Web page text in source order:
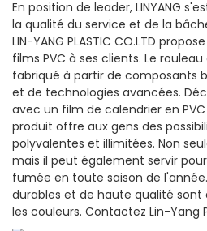
En position de leader, LINYANG
la qualité du service et de la
LIN-YANG PLASTIC CO.LTD
films PVC à ses clients. Le rouleau
fabriqué à partir de composants
et de technologies avancées.
avec un film de calendrier en
produit offre aux gens des
polyvalentes et illimitées. Non
mais il peut également servir
fumée en toute saison de
durables et de haute qualité sont
les couleurs. Contactez Lin-Yang